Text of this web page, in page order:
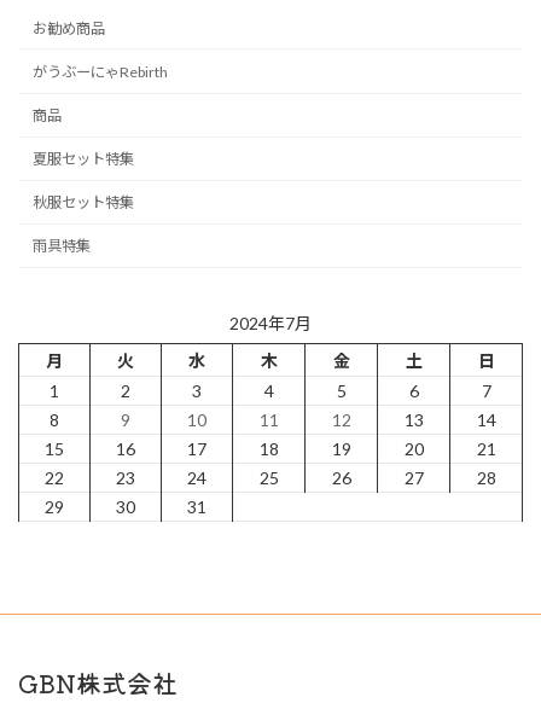
お勧め商品
がうぶーにゃRebirth
商品
夏服セット特集
秋服セット特集
雨具特集
2024年7月
月
火 水 木 金 土
日
1
2 3 4 5 6
7
8
9 10 11 12 13
14
15
16 17 18 19 20
21
22
23 24 25 26 27
28
29
30 31
GBN株式会社